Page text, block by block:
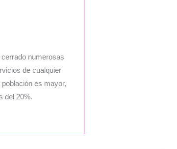
numerosas
de cualquier
es mayor,
del 20%.